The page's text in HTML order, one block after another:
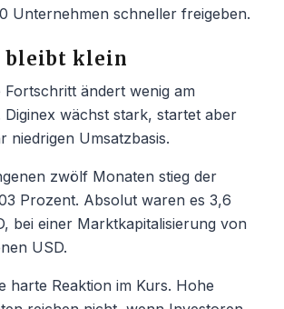
Unternehmen schneller freigeben.
bleibt klein
Fortschritt ändert wenig am
Diginex wächst stark, startet aber
niedrigen Umsatzbasis.
zwölf Monaten stieg der
Prozent. Absolut waren es 3,6
bei einer Marktkapitalisierung von
USD.
harte Reaktion im Kurs. Hohe